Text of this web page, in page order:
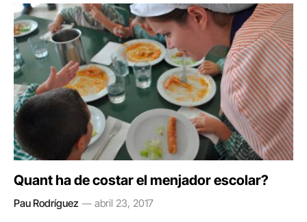
Quant ha de costar el menjador escolar?
Pau Rodríguez abril 23, 2017